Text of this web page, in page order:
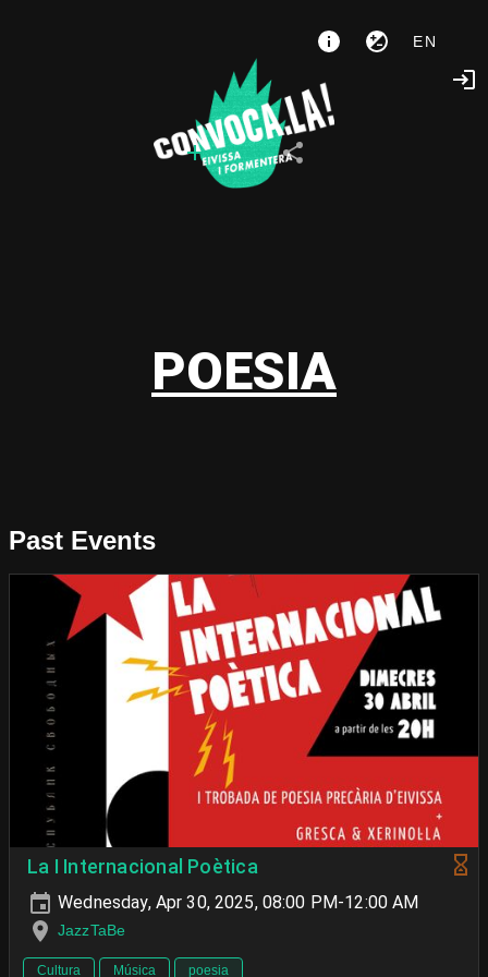
EN
POESIA
Past Events
La I Internacional Poètica
Wednesday, Apr 30, 2025, 08:00 PM-12:00 AM
JazzTaBe
Cultura Música poesia